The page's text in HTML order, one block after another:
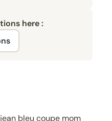
here :
bleu coupe mom